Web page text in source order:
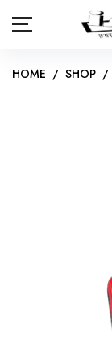
PANNELLI
KIT
IMPIANTI
INVERTER
KIT
INVERTER
BATTERIE DI
HOME / SHOP /